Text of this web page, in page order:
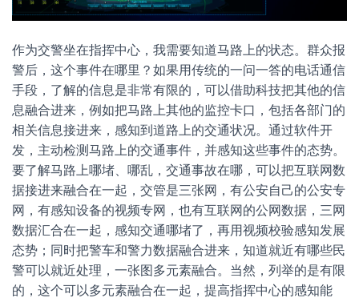
作为交警坐在指挥中心，我需要知道马路上的状态。群众报
警后，这个事件在哪里？如果用传统的一问一答的电话通信
手段，了解的信息是非常有限的，可以借助科技把其他的信
息融合进来，例如把马路上其他的监控卡口，包括各部门的
相关信息接进来，感知到道路上的交通状况。通过软件开
发，主动检测马路上的交通事件，并感知这些事件的态势。
要了解马路上哪堵、哪乱，交通事故在哪，可以把互联网数
据接进来融合在一起，交管是三张网，有公安自己的公安专
网，有感知设备的视频专网，也有互联网的公网数据，三网
数据汇合在一起，感知交通哪堵了，再用视频校验感知发展
态势；同时把警车和警力数据融合进来，知道就近有哪些民
警可以就近处理，一张图多元素融合。当然，列举的是有限
的，这个可以多元素融合在一起，提高指挥中心的感知能